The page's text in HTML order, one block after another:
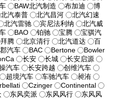
BAW北汽制造 布加迪
博
北汽泰普 北汽昌河
北汽幻速
北汽雷驰 宾尼法利纳
北汽威
BAO 铂驰 宝腾
宝骐汽
拜腾 北京清行 北汽道达
百
汽车 BAC Bertone
Bowler
长安 长城
长安启源
汽车 长安跨越
创维汽车
超境汽车 车驰汽车
昶洧
Czinger
Continental
东风奕派 东风风行
东风风